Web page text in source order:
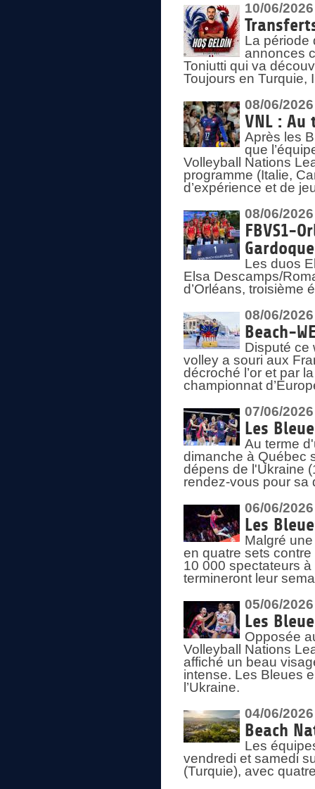
10/06/2026
La période
annonces
Toniutti qui va
Toujours en Turquie,
08/06/2026
VNL : Au
Après les
que
Volleyball Nations
programme (Italie,
d’expérience et de
08/06/2026
FBVS1-
Les duos
Elsa Descamps/
d’Orléans, troisième
08/06/2026
Beach-
Disputé ce
volley a souri aux
décroché l’or et par
championnat
07/06/2026
Les
Au terme
dimanche à Québec
dépens de l'Ukraine
rendez-vous pour sa
06/06/2026
Les
Malgré
en quatre sets
10 000 spectateurs
termineront leur
05/06/2026
Les
Opposée
Volleyball Nations
affiché un beau
intense. Les Bleues
l’Ukraine.
04/06/2026
Beach
Les
vendredi et samedi
(Turquie), avec